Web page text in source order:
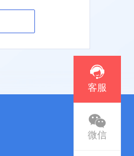
客服
微信